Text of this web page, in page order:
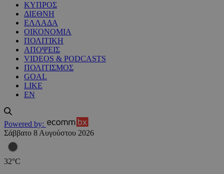
ΚΥΠΡΟΣ
ΔΙΕΘΝΗ
ΕΛΛΑΔΑ
ΟΙΚΟΝΟΜΙΑ
ΠΟΛΙΤΙΚΗ
ΑΠΟΨΕΙΣ
VIDEOS & PODCASTS
ΠΟΛΙΤΙΣΜΟΣ
GOAL
LIKE
EN
Powered by:
Σάββατο 8 Αυγούστου 2026
32°C